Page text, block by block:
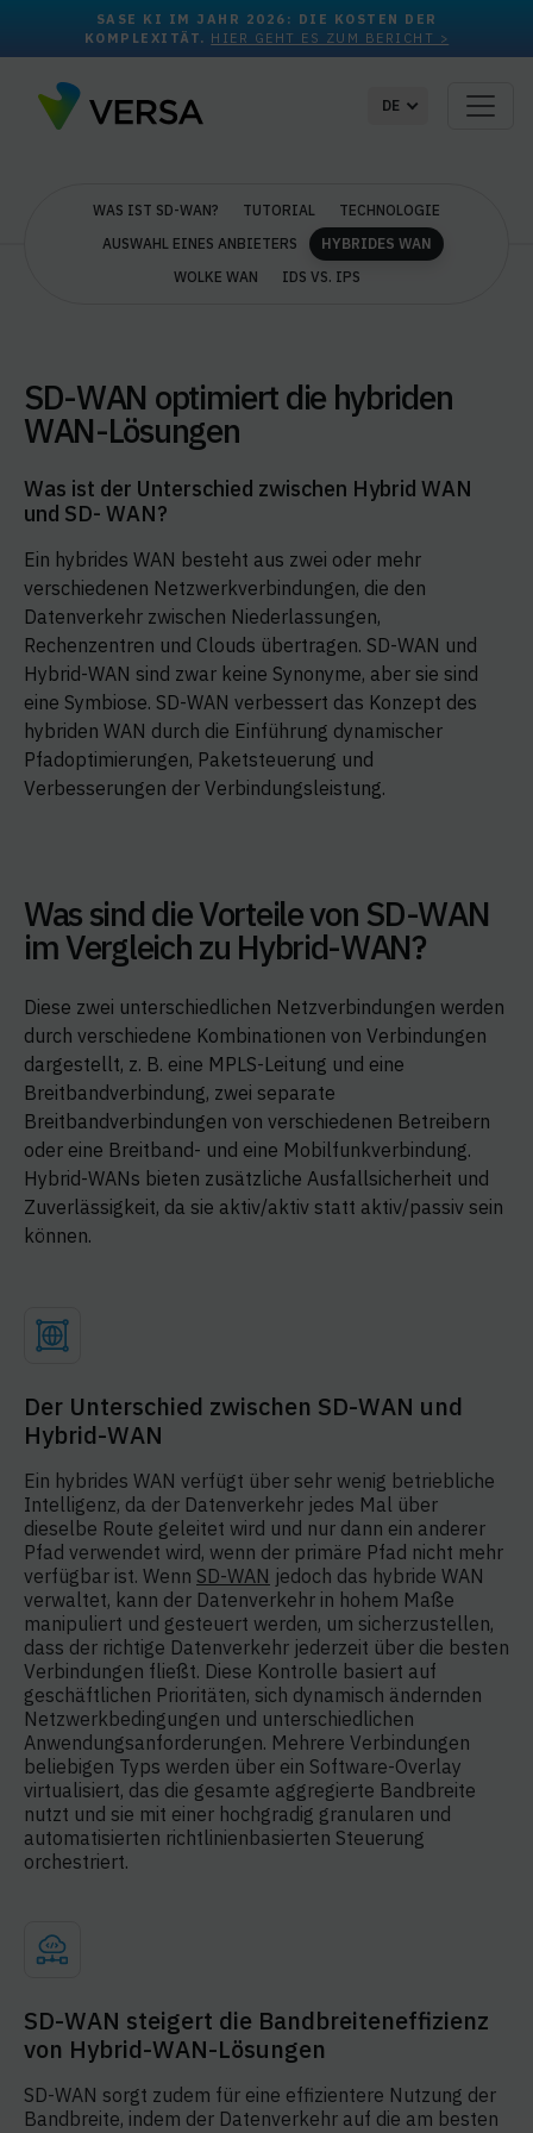
SASE KI IM JAHR 2026: DIE KOSTEN DER
KOMPLEXITÄT. HIER GEHT ES ZUM BERICHT >
DE
WAS IST SD-WAN? TUTORIAL
TECHNOLOGIE
AUSWAHL EINES ANBIETERS
HYBRIDES WAN
WOLKE WAN
IDS VS. IPS
SD-WAN optimiert die hybriden
WAN-Lösungen
Was ist der Unterschied zwischen Hybrid WAN
und SD- WAN?
Ein hybrides WAN besteht aus zwei oder mehr
verschiedenen Netzwerkverbindungen, die den
Datenverkehr zwischen Niederlassungen,
Rechenzentren und Clouds übertragen. SD-WAN und
Hybrid-WAN sind zwar keine Synonyme, aber sie sind
eine Symbiose. SD-WAN verbessert das Konzept des
hybriden WAN durch die Einführung dynamischer
Pfadoptimierungen, Paketsteuerung und
Verbesserungen der Verbindungsleistung.
Was sind die Vorteile von SD-WAN
im Vergleich zu Hybrid-WAN?
Diese zwei unterschiedlichen Netzverbindungen werden
durch verschiedene Kombinationen von Verbindungen
dargestellt, z. B. eine MPLS-Leitung und eine
Breitbandverbindung, zwei separate
Breitbandverbindungen von verschiedenen Betreibern
oder eine Breitband- und eine Mobilfunkverbindung.
Hybrid-WANs bieten zusätzliche Ausfallsicherheit und
Zuverlässigkeit, da sie aktiv/aktiv statt aktiv/passiv sein
können.
Der Unterschied zwischen SD-WAN und
Hybrid-WAN
Ein hybrides WAN verfügt über sehr wenig betriebliche
Intelligenz, da der Datenverkehr jedes Mal über
dieselbe Route geleitet wird und nur dann ein anderer
Pfad verwendet wird, wenn der primäre Pfad nicht mehr
verfügbar ist. Wenn SD-WAN jedoch das hybride WAN
verwaltet, kann der Datenverkehr in hohem Maße
manipuliert und gesteuert werden, um sicherzustellen,
dass der richtige Datenverkehr jederzeit über die besten
Verbindungen fließt. Diese Kontrolle basiert auf
geschäftlichen Prioritäten, sich dynamisch ändernden
Netzwerkbedingungen und unterschiedlichen
Anwendungsanforderungen. Mehrere Verbindungen
beliebigen Typs werden über ein Software-Overlay
virtualisiert, das die gesamte aggregierte Bandbreite
nutzt und sie mit einer hochgradig granularen und
automatisierten richtlinienbasierten Steuerung
orchestriert.
SD-WAN steigert die Bandbreiteneffizienz
von Hybrid-WAN-Lösungen
SD-WAN sorgt zudem für eine effizientere Nutzung der
Bandbreite, indem der Datenverkehr auf die am besten